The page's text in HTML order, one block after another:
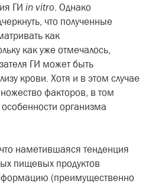
ГИ in vitro. Однако
что полученные
как
как уже отмечалось,
ГИ может быть
крови. Хотя и в этом случае
факторов, в том
организма
наметившаяся тенденция
пищевых продуктов
(преимущественно